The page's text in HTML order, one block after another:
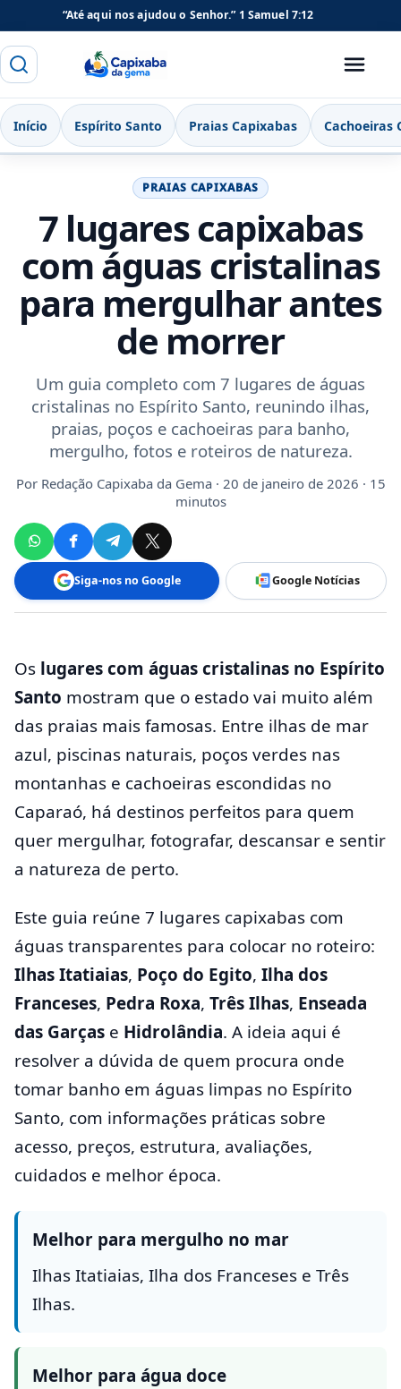
“Até aqui nos ajudou o Senhor.” 1 Samuel 7:12
Buscar
Menu
Início Espírito Santo Praias Capixabas Cachoeiras
PRAIAS CAPIXABAS
7 lugares capixabas
com águas cristalinas
para mergulhar antes
de morrer
Um guia completo com 7 lugares de águas
cristalinas no Espírito Santo, reunindo ilhas,
praias, poços e cachoeiras para banho,
mergulho, fotos e roteiros de natureza.
Por Redação Capixaba da Gema· 20 de janeiro de 2026 · 15
minutos
Siga-nos no Google Google Notícias
Os lugares com águas cristalinas no Espírito
Santo mostram que o estado vai muito além
das praias mais famosas. Entre ilhas de mar
azul, piscinas naturais, poços verdes nas
montanhas e cachoeiras escondidas no
Caparaó, há destinos perfeitos para quem
quer mergulhar, fotografar, descansar e sentir
a natureza de perto.
Este guia reúne 7 lugares capixabas com
águas transparentes para colocar no roteiro:
Ilhas Itatiaias, Poço do Egito, Ilha dos
Franceses, Pedra Roxa, Três Ilhas, Enseada
das Garças e Hidrolândia. A ideia aqui é
resolver a dúvida de quem procura onde
tomar banho em águas limpas no Espírito
Santo, com informações práticas sobre
acesso, preços, estrutura, avaliações,
cuidados e melhor época.
Melhor para mergulho no mar
Ilhas Itatiaias, Ilha dos Franceses e Três
Ilhas.
Melhor para água doce